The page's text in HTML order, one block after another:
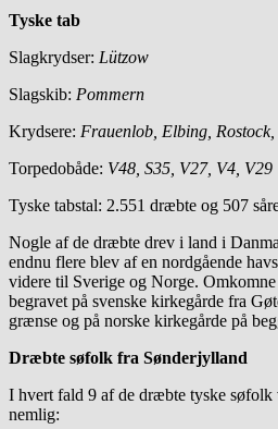
Tyske tab
Slagkrydser: Lützow
Slagskib: Pommern
Krydsere: Frauenlob, Elbing, Rostock,
Torpedobåde: V48, S35, V27, V4, V29
Tyske tabstal: 2.551 dræbte og 507
Nogle af de dræbte drev i land i
endnu flere blev af en nordgående
videre til Sverige og Norge.
begravet på svenske kirkegårde fra
grænse og på norske kirkegårde på
Dræbte søfolk fra Sønderjylland
I hvert fald 9 af de dræbte tyske søfolk
nemlig: